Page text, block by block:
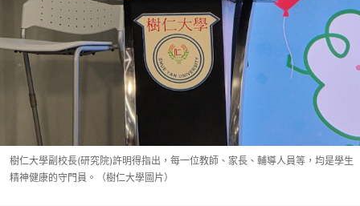
樹仁大學副校長(研究院)許明得指出，每一位教師、家長、輔導人員等，均是學生
精神健康的守門員。（樹仁大學圖片）